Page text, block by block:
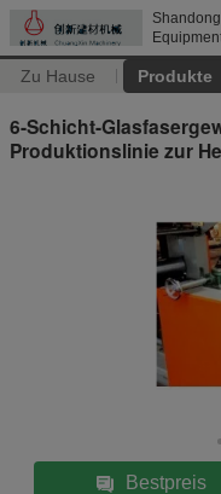
Zu Hause Produkte
6-Schicht-
Produktionslinie zur
Bestpreis